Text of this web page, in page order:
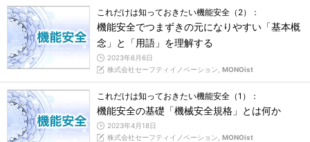
これだけは知っておきたい機能安全（2）：
機能安全でつまずきの元になりやすい「基本概
念」と「用語」を理解する
2023年6月6日
株式会社セーフティイノベーション, MONOist
これだけは知っておきたい機能安全（1）：
機能安全の基礎「機械安全規格」とは何か
2023年4月18日
株式会社セーフティイノベーション, MONOist